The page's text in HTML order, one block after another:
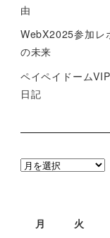
由
WebX2025参加レ
の未来
ペイペイドーム
日記
ア
月
火